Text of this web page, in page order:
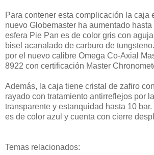
Para contener esta complicación la caja
nuevo Globemaster ha aumentado
esfera Pie Pan es de color gris con
bisel acanalado de carburo de
por el nuevo calibre Omega Co-Axial
8922 con certificación Master
Además, la caja tiene cristal de zafiro
rayado con tratamiento antirreflejos por
transparente y estanquidad hasta 10 bar.
es de color azul y cuenta con cierre
Temas relacionados: